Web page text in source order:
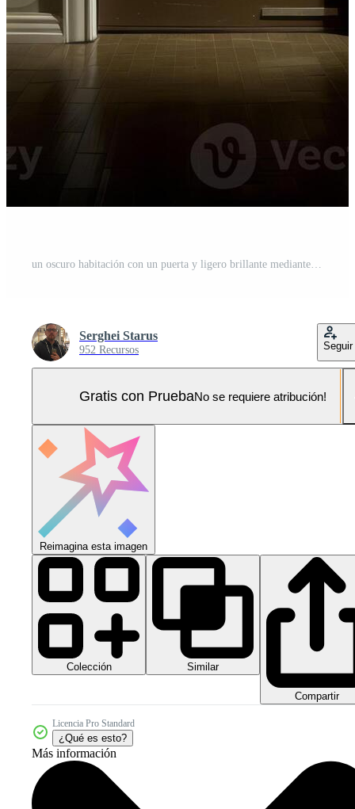
un oscuro habitación con un puerta y ligero brillante mediante él, ai Foto Pro
Serghei Starus
952 Recursos Seguir
Gratis con PruebaNo se requiere atribución!
Reimagina esta imagen
Colección Similar
Compartir
Licencia Pro Standard
¿Qué es esto?
Más información